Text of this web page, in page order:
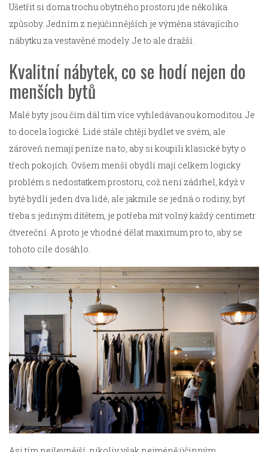
Ušetřit si doma trochu obytného prostoru jde několika
způsoby. Jedním z nejúčinnějších je výměna stávajícího
nábytku za vestavěné modely. Je to ale dražší.
Kvalitní nábytek, co se hodí nejen do
menších bytů
Malé byty jsou čím dál tím více vyhledávanou komoditou. Je
to docela logické. Lidé stále chtějí bydlet ve svém, ale
zároveň nemají peníze na to, aby si koupili klasické byty o
třech pokojích. Ovšem menší obydlí mají celkem logicky
problém s nedostatkem prostoru, což není zádrhel, když v
bytě bydlí jeden dva lidé, ale jakmile se jedná o rodiny, byť
třeba s jediným dítětem, je potřeba mít volný každý centimetr
čtvereční. A proto je vhodné dělat maximum pro to, aby se
tohoto cíle dosáhlo.